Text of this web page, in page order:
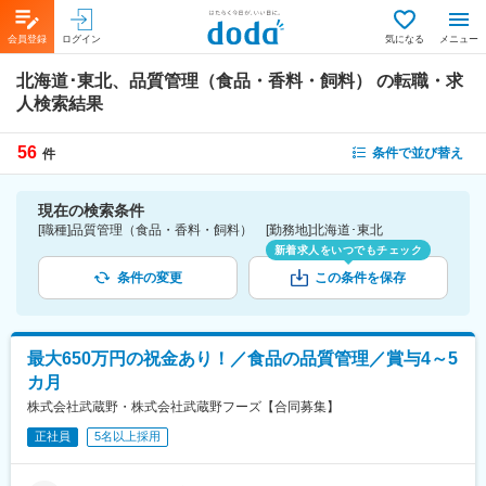
会員登録 ログイン 気になる メニュー
北海道･東北、品質管理（食品・香料・飼料）
の転職・求
人検索結果
56 件 条件で並び替え
現在の検索条件
[職種]品質管理（食品・香料・飼料） [勤務地]北海道･東北
条件の変更
新着求人をいつでもチェック
この条件を保存
最大650万円の祝金あり！／食品の品質管理／賞与4～5
カ月
株式会社武蔵野・株式会社武蔵野フーズ【合同募集】
正社員 5名以上採用